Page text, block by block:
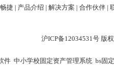
捷 | 产品介绍 | 解决方案 | 合作伙伴 |
沪ICP备12034531号 版
件 中小学校固定资产管理系统 bs固